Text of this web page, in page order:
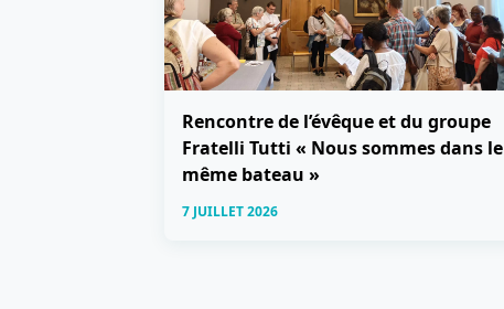
Rencontre de l’évêque et du groupe
Fratelli Tutti « Nous sommes dans le
même bateau »
7 JUILLET 2026